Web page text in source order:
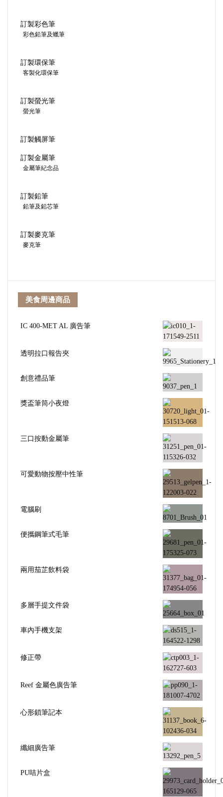
訂製彩色筆
彩色鉛筆及蠟筆
訂製環保筆
客製化環保筆
訂製螢光筆
螢光筆
訂製觸屏筆
訂製金屬筆
金屬筆紀念品
訂製鉛筆
鉛筆及鉛芯筆
訂製麥克筆
麥克筆
美食周邊商品
IC 400-MET AL 廣告筆
透明拉口報告夾
創意禮品筆
獎盃筆筒小夜燈
三口按動金屬筆
可愛動物按壓中性筆
電腦刷
便攜鋼筆式毛筆
兩用茄芷飲料袋
多層手提文件袋
車內手機支架
修正帶
Reef 金屬色廣告筆
心形鎖筆記本
纖細廣告筆
PU咭片盒